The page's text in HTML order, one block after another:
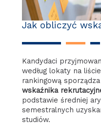
Jak obliczyć
Kandydaci
według lokaty na
rankingową
wskaźnika
podstawie średniej
semestralnych
studiów.